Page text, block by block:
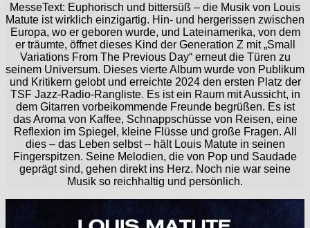
MesseText: Euphorisch und bittersüß – die Musik von Louis
Matute ist wirklich einzigartig. Hin- und hergerissen zwischen
Europa, wo er geboren wurde, und Lateinamerika, von dem
er träumte, öffnet dieses Kind der Generation Z mit „Small
Variations From The Previous Day“ erneut die Türen zu
seinem Universum. Dieses vierte Album wurde von Publikum
und Kritikern gelobt und erreichte 2024 den ersten Platz der
TSF Jazz-Radio-Rangliste. Es ist ein Raum mit Aussicht, in
dem Gitarren vorbeikommende Freunde begrüßen. Es ist
das Aroma von Kaffee, Schnappschüsse von Reisen, eine
Reflexion im Spiegel, kleine Flüsse und große Fragen. All
dies – das Leben selbst – hält Louis Matute in seinen
Fingerspitzen. Seine Melodien, die von Pop und Saudade
geprägt sind, gehen direkt ins Herz. Noch nie war seine
Musik so reichhaltig und persönlich.